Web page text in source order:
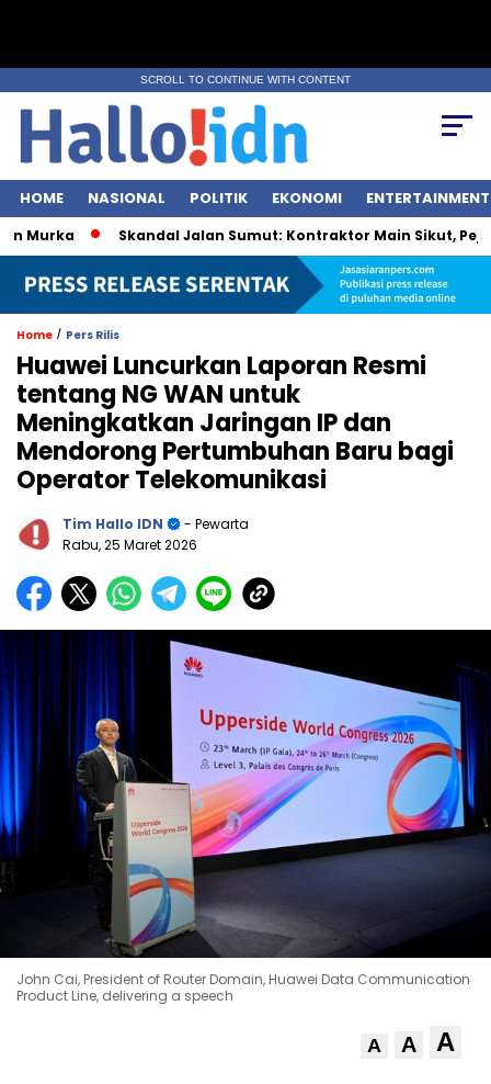
SCROLL TO CONTINUE WITH CONTENT
HOME NASIONAL POLITIK EKONOMI ENTERTAINMENT
Skandal Jalan Sumut: Kontraktor Main Sikut, Pejabat
Home / Pers Rilis
Huawei Luncurkan Laporan Resmi
tentang NG WAN untuk
Meningkatkan Jaringan IP dan
Mendorong Pertumbuhan Baru bagi
Operator Telekomunikasi
Tim Hallo IDN
- Pewarta
Rabu, 25 Maret 2026
John Cai, President of Router Domain, Huawei Data Communication
Product Line, delivering a speech
A A A